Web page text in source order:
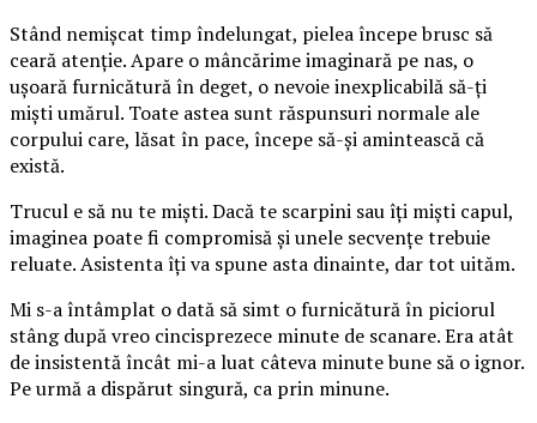
Stând nemișcat timp îndelungat, pielea începe brusc să
ceară atenție. Apare o mâncărime imaginară pe nas, o
ușoară furnicătură în deget, o nevoie inexplicabilă să-ți
miști umărul. Toate astea sunt răspunsuri normale ale
corpului care, lăsat în pace, începe să-și amintească că
există.
Trucul e să nu te miști. Dacă te scarpini sau îți miști capul,
imaginea poate fi compromisă și unele secvențe trebuie
reluate. Asistenta îți va spune asta dinainte, dar tot uităm.
Mi s-a întâmplat o dată să simt o furnicătură în piciorul
stâng după vreo cincisprezece minute de scanare. Era atât
de insistentă încât mi-a luat câteva minute bune să o ignor.
Pe urmă a dispărut singură, ca prin minune.